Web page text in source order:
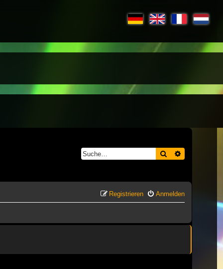
Suche
Anmelden
Registrieren